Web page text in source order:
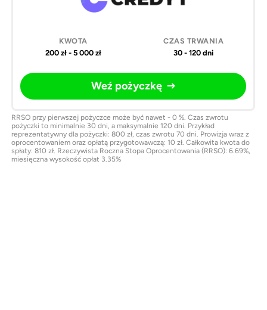
200 zł - 5 000 zł 30 - 120 dni
Weź pożyczkę
RRSO przy pierwszej pożyczce może być nawet - 0 %. Czas zwrotu
pożyczki to minimalnie 30 dni, a maksymalnie 120 dni. Przykład
reprezentatywny dla pożyczki: 800 zł, czas zwrotu 70 dni. Prowizja wraz z
oprocentowaniem oraz opłatą przygotowawczą: 10 zł. Całkowita kwota do
spłaty: 810 zł. Rzeczywista Roczna Stopa Oprocentowania (RRSO): 6.69%,
miesięczna wysokość opłat 3.35%